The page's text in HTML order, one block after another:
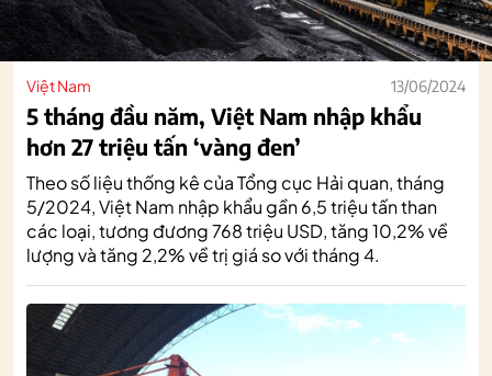
Việt Nam 13/06/2024
5 tháng đầu năm, Việt Nam nhập khẩu
hơn 27 triệu tấn ‘vàng đen’
Theo số liệu thống kê của Tổng cục Hải quan, tháng
5/2024, Việt Nam nhập khẩu gần 6,5 triệu tấn than
các loại, tương đương 768 triệu USD, tăng 10,2% về
lượng và tăng 2,2% về trị giá so với tháng 4.